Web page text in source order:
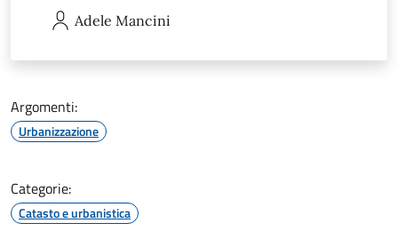
Adele Mancini
Argomenti:
Urbanizzazione
Categorie:
Catasto e urbanistica